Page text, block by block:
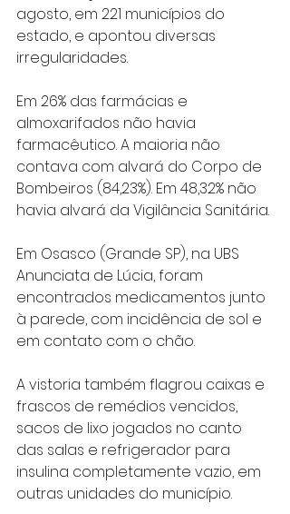
agosto, em 221 municípios do
estado, e apontou diversas
irregularidades.
Em 26% das farmácias e
almoxarifados não havia
farmacêutico. A maioria não
contava com alvará do Corpo de
Bombeiros (84,23%). Em 48,32% não
havia alvará da Vigilância Sanitária.
Em Osasco (Grande SP), na UBS
Anunciata de Lúcia, foram
encontrados medicamentos junto
à parede, com incidência de sol e
em contato com o chão.
A vistoria também flagrou caixas e
frascos de remédios vencidos,
sacos de lixo jogados no canto
das salas e refrigerador para
insulina completamente vazio, em
outras unidades do município.